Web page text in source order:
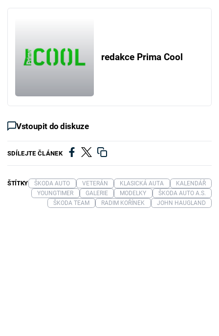
redakce Prima Cool
Vstoupit do diskuze
SDÍLEJTE ČLÁNEK
ŠTÍTKY ŠKODA AUTO VETERÁN KLASICKÁ AUTA
KALENDÁŘ
YOUNGTIMER
GALERIE MODELKY
ŠKODA AUTO A.S.
ŠKODA TEAM
RADIM KOŘÍNEK JOHN HAUGLAND